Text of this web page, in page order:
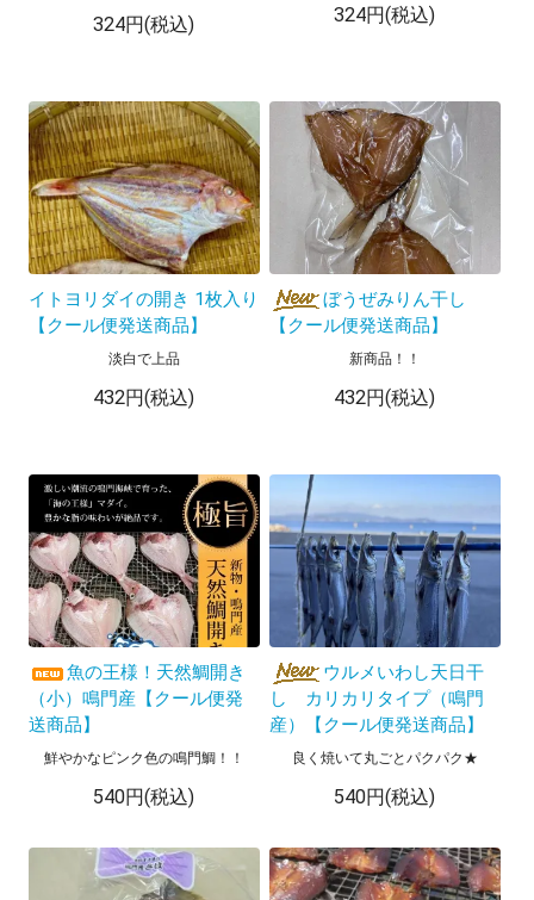
324円(税込) 324円(税込)
イトヨリダイの開き 1枚入り
【クール便発送商品】
淡白で上品
432円(税込)
ぼうぜみりん干し
【クール便発送商品】
新商品！！
432円(税込)
魚の王様！天然鯛開き
（小）鳴門産【クール便発
送商品】
鮮やかなピンク色の鳴門鯛！！
540円(税込)
ウルメいわし天日干
し カリカリタイプ（鳴門
産）【クール便発送商品】
良く焼いて丸ごとパクパク★
540円(税込)